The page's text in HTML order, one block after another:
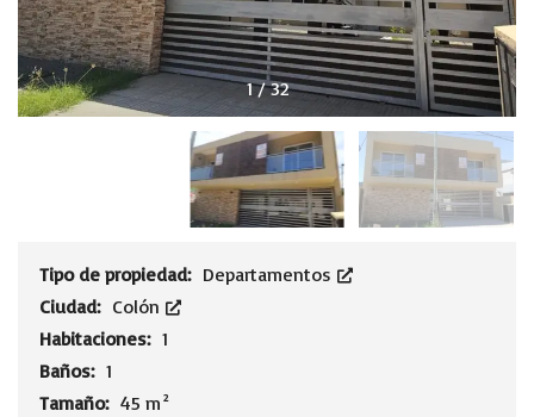
1/32
Tipo de propiedad: Departamentos
Ciudad: Colón
Habitaciones: 1
Baños: 1
Tamaño: 45 m²